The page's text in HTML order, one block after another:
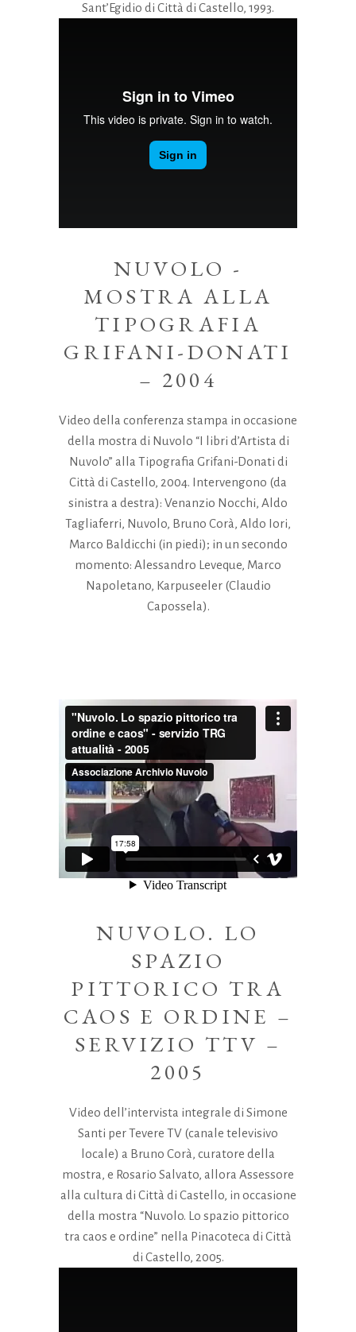
Sant’Egidio di Città di Castello, 1993.
NUVOLO -
MOSTRA ALLA
TIPOGRAFIA
GRIFANI-DONATI
– 2004
Video della conferenza stampa in occasione
della mostra di Nuvolo “I libri d’Artista di
Nuvolo” alla Tipografia Grifani-Donati di
Città di Castello, 2004. Intervengono (da
sinistra a destra): Venanzio Nocchi, Aldo
Tagliaferri, Nuvolo, Bruno Corà, Aldo Iori,
Marco Baldicchi (in piedi); in un secondo
momento: Alessandro Leveque, Marco
Napoletano, Karpuseeler (Claudio
Capossela).
NUVOLO. LO
SPAZIO
PITTORICO TRA
CAOS E ORDINE –
SERVIZIO TTV –
2005
Video dell’intervista integrale di Simone
Santi per Tevere TV (canale televisivo
locale) a Bruno Corà, curatore della
mostra, e Rosario Salvato, allora Assessore
alla cultura di Città di Castello, in occasione
della mostra “Nuvolo. Lo spazio pittorico
tra caos e ordine” nella Pinacoteca di Città
di Castello, 2005.